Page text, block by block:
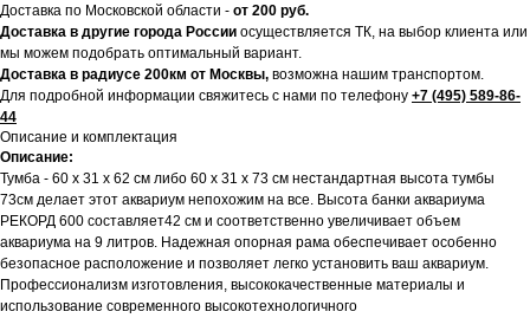
Доставка по Московской области - от 200 руб.
Доставка в другие города России осуществляется ТК, на выбор клиента или
мы можем подобрать оптимальный вариант.
Доставка в радиусе 200км от Москвы, возможна нашим транспортом.
Для подробной информации свяжитесь с нами по телефону +7 (495) 589-86-
44
Описание и комплектация
Описание:
Тумба - 60 x 31 x 62 см либо 60 x 31 x 73 см нестандартная высота тумбы
73см делает этот аквариум непохожим на все. Высота банки аквариума
РЕКОРД 600 составляет42 см и соответственно увеличивает объем
аквариума на 9 литров. Надежная опорная рама обеспечивает особенно
безопасное расположение и позволяет легко установить ваш аквариум.
Профессионализм изготовления, высококачественные материалы и
использование современного высокотехнологичного